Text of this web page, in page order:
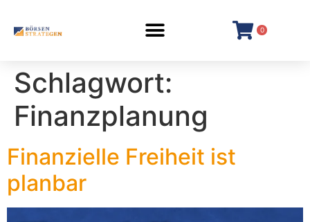
0
Schlagwort:
Finanzplanung
Finanzielle Freiheit ist
planbar